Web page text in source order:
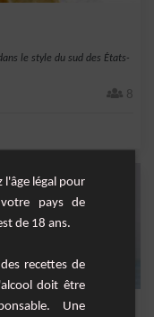
le style du sud des États-
8
l'âge légal pour
pays de
de 18 ans.
recettes de
doit être
Une